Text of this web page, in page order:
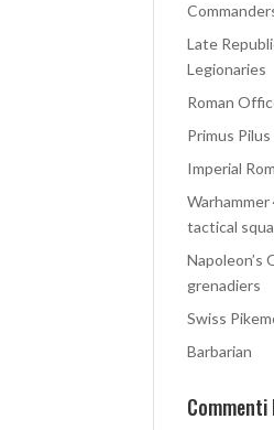
Late
Legionaries
Roman
Primus Pilus
Imperial
tactical
Napoleon’s
grenadiers
Swiss
Barbarian
Commenti